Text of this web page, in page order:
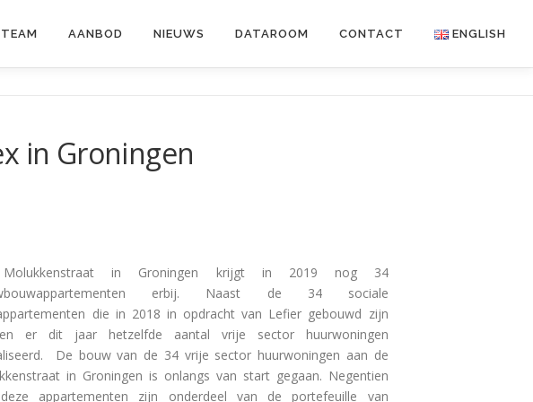
TEAM AANBOD NIEUWS DATAROOM CONTACT ENGLISH
in Groningen
in Groningen krijgt in 2019 nog 34
erbij. Naast de 34 sociale
die in 2018 in opdracht van Lefier gebouwd zijn
er dit jaar hetzelfde aantal vrije sector huurwoningen
De bouw van de 34 vrije sector huurwoningen aan de
in Groningen is onlangs van start gegaan. Negentien
appartementen zijn onderdeel van de portefeuille van